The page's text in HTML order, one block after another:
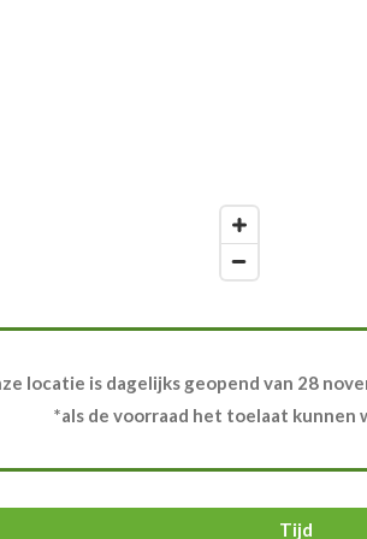
locatie is dagelijks geopend van 28
*als de voorraad het toelaat kunnen
Tijd